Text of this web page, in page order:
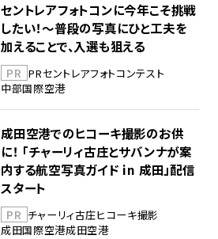
セントレアフォトコンに今年こそ挑戦
したい！～普段の写真にひと工夫を
加えることで、入選も狙える
PR PRセントレアフォトコンテスト
中部国際空港
成田空港でのヒコーキ撮影のお供
に！ 「チャーリィ古庄とサバンナが案
内する航空写真ガイド in 成田」配信
スタート
PR チャーリィ古庄ヒコーキ撮影
成田国際空港成田空港